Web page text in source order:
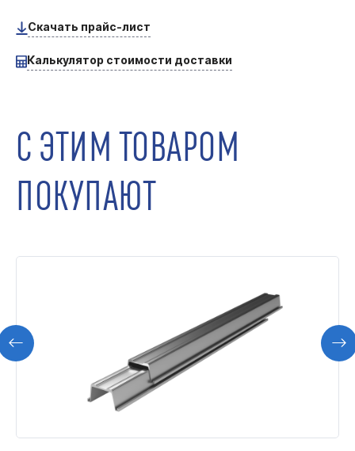
Скачать прайс-лист
Калькулятор стоимости доставки
С ЭТИМ ТОВАРОМ
ПОКУПАЮТ